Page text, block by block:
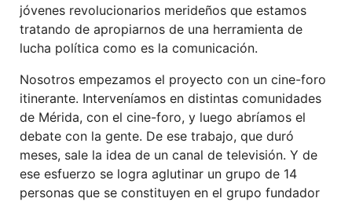
jóvenes revolucionarios merideños que estamos
tratando de apropiarnos de una herramienta de
lucha política como es la comunicación.
Nosotros empezamos el proyecto con un cine-foro
itinerante. Interveníamos en distintas comunidades
de Mérida, con el cine-foro, y luego abríamos el
debate con la gente. De ese trabajo, que duró
meses, sale la idea de un canal de televisión. Y de
ese esfuerzo se logra aglutinar un grupo de 14
personas que se constituyen en el grupo fundador